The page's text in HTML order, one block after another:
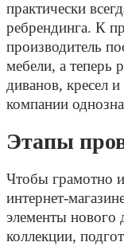
практически
ребрендинга. К
производитель
мебели, а теперь
диванов, кресел
компании
Этапы
Чтобы грамотно
интернет-
элементы нового
коллекции,